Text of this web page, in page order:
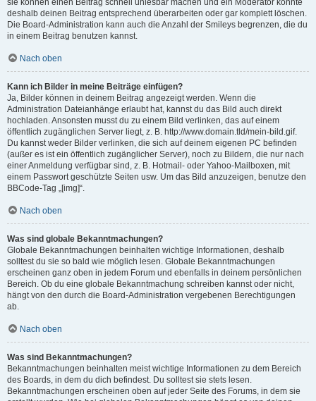
sie können einen Beitrag schnell unlesbar machen und ein Moderator könnte
deshalb deinen Beitrag entsprechend überarbeiten oder gar komplett löschen.
Die Board-Administration kann auch die Anzahl der Smileys begrenzen, die du
in einem Beitrag benutzen kannst.
Nach oben
Kann ich Bilder in meine Beiträge einfügen?
Ja, Bilder können in deinem Beitrag angezeigt werden. Wenn die
Administration Dateianhänge erlaubt hat, kannst du das Bild auch direkt
hochladen. Ansonsten musst du zu einem Bild verlinken, das auf einem
öffentlich zugänglichen Server liegt, z. B. http://www.domain.tld/mein-bild.gif.
Du kannst weder Bilder verlinken, die sich auf deinem eigenen PC befinden
(außer es ist ein öffentlich zugänglicher Server), noch zu Bildern, die nur nach
einer Anmeldung verfügbar sind, z. B. Hotmail- oder Yahoo-Mailboxen, mit
einem Passwort geschützte Seiten usw. Um das Bild anzuzeigen, benutze den
BBCode-Tag „[img]“.
Nach oben
Was sind globale Bekanntmachungen?
Globale Bekanntmachungen beinhalten wichtige Informationen, deshalb
solltest du sie so bald wie möglich lesen. Globale Bekanntmachungen
erscheinen ganz oben in jedem Forum und ebenfalls in deinem persönlichen
Bereich. Ob du eine globale Bekanntmachung schreiben kannst oder nicht,
hängt von den durch die Board-Administration vergebenen Berechtigungen
ab.
Nach oben
Was sind Bekanntmachungen?
Bekanntmachungen beinhalten meist wichtige Informationen zu dem Bereich
des Boards, in dem du dich befindest. Du solltest sie stets lesen.
Bekanntmachungen erscheinen oben auf jeder Seite des Forums, in dem sie